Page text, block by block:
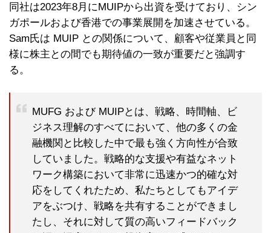
同社は2023年8月にMUIPから出資を受けており、シン
ガポールおよび香港での事業展開を加速させている。
Sam氏は MUIP との関係について、顧客や従業員と同
様に株主との間でも期待値の一致が重要だと強調す
る。
MUFG および MUIPとは、戦略、時間軸、ビ
ジネス理解のすべてにおいて、他の多くの金
融機関と比較した中で最も強く方向性が合致
していました。戦略的な支援や有益なネット
ワーク構築において非常に迅速かつ的確な対
応をしてくれたため、私たちとしてもアイデ
アをぶつけ、戦略を共有することができまし
たし、それに対して質の高いフィードバック